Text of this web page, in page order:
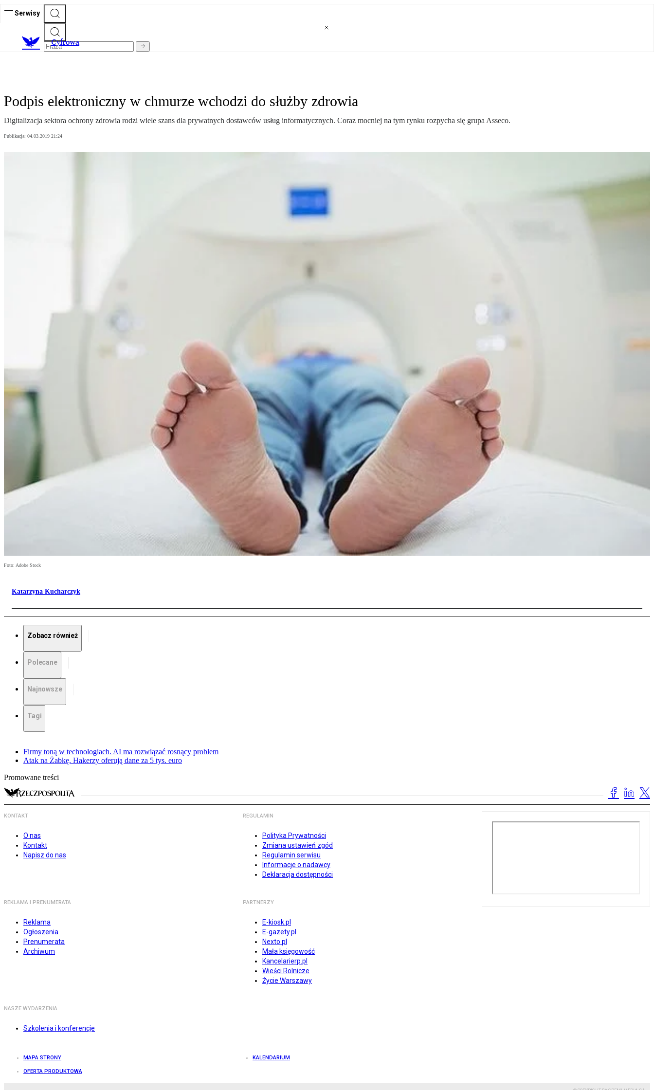
Serwisy
Cyfrowa
Podpis elektroniczny w chmurze wchodzi do służby zdrowia
Digitalizacja sektora ochrony zdrowia rodzi wiele szans dla prywatnych dostawców usług informatycznych. Coraz mocniej na tym rynku rozpycha się grupa Asseco.
Publikacja: 04.03.2019 21:24
Foto: Adobe Stock
Katarzyna Kucharczyk
Zobacz również
Polecane
Najnowsze
Tagi
Firmy toną w technologiach. AI ma rozwiązać rosnący problem
Atak na Żabkę. Hakerzy oferują dane za 5 tys. euro
Promowane treści
KONTAKT
O nas
Kontakt
Napisz do nas
REGULAMIN
Polityka Prywatności
Zmiana ustawień zgód
Regulamin serwisu
Informacje o nadawcy
Deklaracja dostępności
REKLAMA I PRENUMERATA
Reklama
Ogłoszenia
Prenumerata
Archiwum
PARTNERZY
E-kiosk.pl
E-gazety.pl
Nexto.pl
Mała księgowość
Kancelarierp.pl
Wieści Rolnicze
Życie Warszawy
NASZE WYDARZENIA
Szkolenia i konferencje
MAPA STRONY KALENDARIUM
OFERTA PRODUKTOWA